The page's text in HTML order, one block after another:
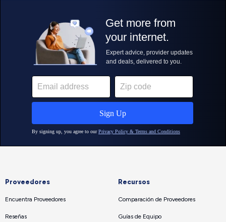
Proveedores
Encuentra Proveedores
Reseñas
Recursos
Comparación de Proveedores
Guías de Equipo